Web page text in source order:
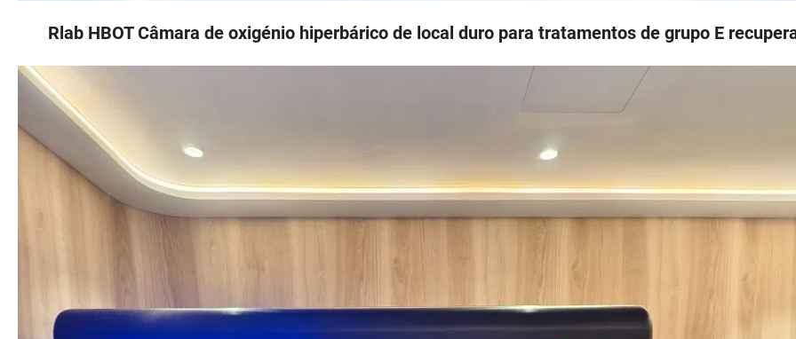
Rlab HBOT Câmara de oxigénio hiperbárico de local duro para tratamentos de grupo E